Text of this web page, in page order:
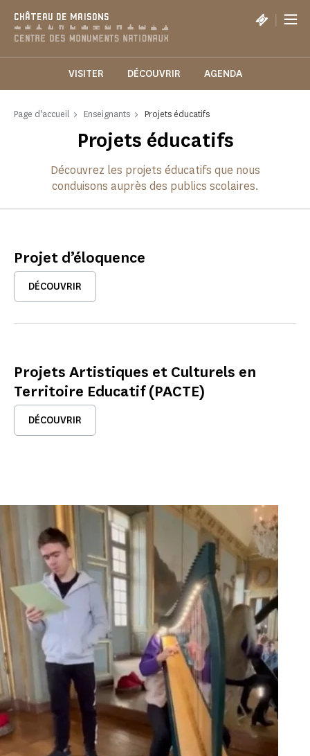
CHÂTEAU DE MAISONS |
VISITER DÉCOUVRIR AGENDA
Page d'accueil Enseignants Projets éducatifs
Projets éducatifs
Découvrez les projets éducatifs que nous
conduisons auprès des publics scolaires.
Projet d’éloquence
DÉCOUVRIR
Projets Artistiques et Culturels en
Territoire Educatif (PACTE)
DÉCOUVRIR